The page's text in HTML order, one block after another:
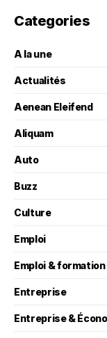
Categories
A la une
Actualités
Aenean Eleifend
Aliquam
Auto
Buzz
Culture
Emploi
Emploi & formation
Entreprise
Entreprise &